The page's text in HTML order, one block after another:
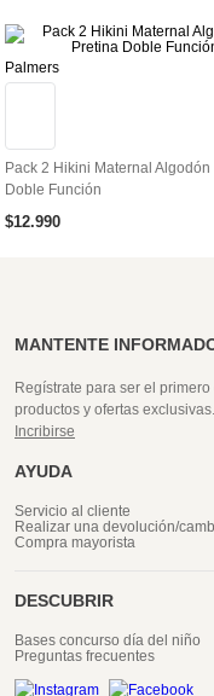
Palmers
Pack 2 Hikini Maternal
Doble Función
$12.990
MANTENTE
Regístrate para ser el
productos y ofertas exclusivas.
Incribirse
AYUDA
Servicio al cliente
Realizar una devolución/
Compra mayorista
DESCUBRIR
Bases concurso día del niño
Preguntas frecuentes